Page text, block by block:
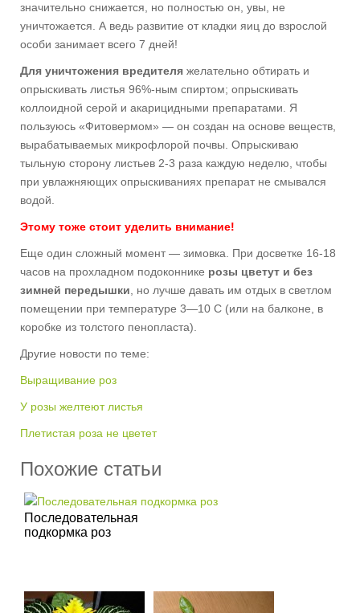
значительно снижается, но полностью он, увы, не
уничтожается. А ведь развитие от кладки яиц до взрослой
особи занимает всего 7 дней!
Для уничтожения вредителя желательно обтирать и
опрыскивать листья 96%-ным спиртом; опрыскивать
коллоидной серой и акарицидными препаратами. Я
пользуюсь «Фитовермом» — он создан на основе веществ,
вырабатываемых микрофлорой почвы. Опрыскиваю
тыльную сторону листьев 2-3 раза каждую неделю, чтобы
при увлажняющих опрыскиваниях препарат не смывался
водой.
Этому тоже стоит уделить внимание!
Еще один сложный момент — зимовка. При досветке 16-18
часов на прохладном подоконнике розы цветут и без
зимней передышки , но лучше давать им отдых в светлом
помещении при температуре 3—10 С (или на балконе, в
коробке из толстого пенопласта).
Другие новости по теме:
Выращивание роз
У розы желтеют листья
Плетистая роза не цветет
Похожие статьи
Последовательная
подкормка роз